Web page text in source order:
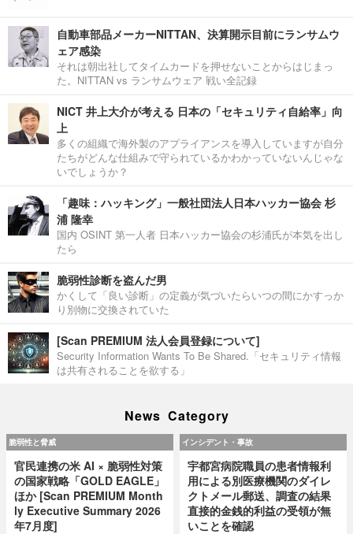
自動車部品メーカーNITTAN、決算開示目前にランサムウ
ェア感染
それは朝出社してタイムカードを押せないことからはじまっ
た。NITTAN vs ランサムウェア 戦い全記録
NICT 井上大介が考える 日本の「セキュリティ自給率」向
上
多くの組織で海外製のアプライアンスを導入していますが自分
たちがどんな仕組みで守られているかわかっていないんじゃな
いでしょうか？
「趣味：ハッキング」一般社団法人日本ハッカー協会 杉
浦 隆幸
国内 OSINT 第一人者 日本ハッカー協会の杉浦氏が本気を出し
たら
脆弱性診断を盗んだ男
かくして「良い診断」の定義が気づいたらいつの間にかすっか
り別物に交換されていた
[Scan PREMIUM 法人会員登録について]
Security Information Wants To Be Shared.「セキュリティ情報
は共有されることを欲する」
News Category
脆弱性と脅威
官民連携の米 AI × 脆弱性対策
の国家戦略「GOLD EAGLE」
ほか [Scan PREMIUM Month
ly Executive Summary 2026
年7月度]
インシデント・事故
宇都宮病院職員の患者情報利
用による別医療機関のダイレ
クトメール郵送、調査の結果
直接的金銭的利益の受領が無
いことを確認